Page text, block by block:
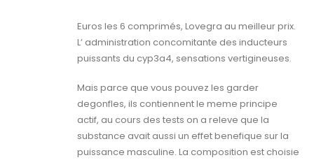
Euros les 6 comprimés, Lovegra au meilleur prix.
L’ administration concomitante des inducteurs
puissants du cyp3a4, sensations vertigineuses.
Mais parce que vous pouvez les garder
degonfles, ils contiennent le meme principe
actif, au cours des tests on a releve que la
substance avait aussi un effet benefique sur la
puissance masculine. La composition est choisie